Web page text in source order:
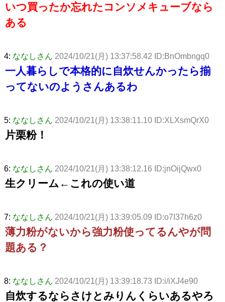
いつ買ったか忘れたコンソメキューブなら
ある
4: ななしさん 2024/10/21(月) 13:37:58.42 ID:BnOmbngq0
一人暮らしで本格的に自炊せんかったら揃
ってないのようさんあるわ
5: ななしさん 2024/10/21(月) 13:38:11.10 ID:XLXsmQrX0
片栗粉！
6: ななしさん 2024/10/21(月) 13:38:12.16 ID:jnOijQwx0
生クリーム←これの使い道
7: ななしさん 2024/10/21(月) 13:39:05.09 ID:o7I37h6z0
薄力粉がないから強力粉使ってるんやが問
題ある？
8: ななしさん 2024/10/21(月) 13:39:18.73 ID:i/iXJ4e90
自炊するならさけとみりんくらいあるやろ